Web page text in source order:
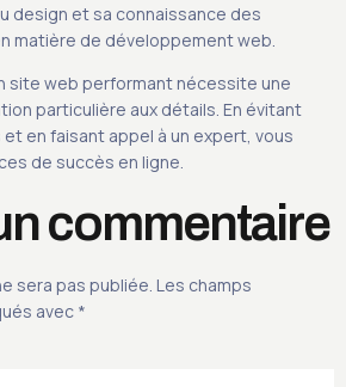
design et sa connaissance des
matière de développement web.
site web performant nécessite une
particulière aux détails. En évitant
en faisant appel à un expert, vous
de succès en ligne.
commentaire
sera pas publiée. Les champs
avec *